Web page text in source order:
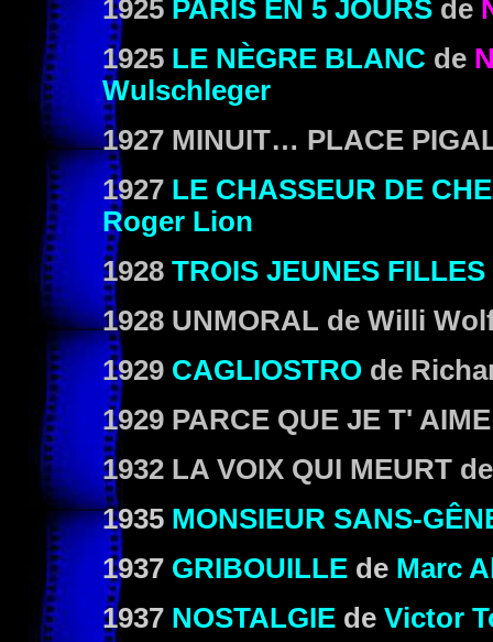
1925 PARIS EN 5 JOURS de
1925 LE NÈGRE BLANC de
Wulschleger
1927 MINUIT… PLACE
1927 LE CHASSEUR DE
Roger Lion
1928 TROIS JEUNES FILLES
1928 UNMORAL de Willi
1929 CAGLIOSTRO de
1929 PARCE QUE JE T' AIME
1932 LA VOIX QUI MEURT
1935 MONSIEUR SANS-
1937 GRIBOUILLE de Marc
1937 NOSTALGIE de Victor